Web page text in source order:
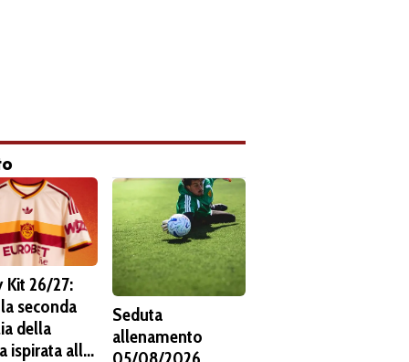
Kit 26/27:
seconda
della
ispirata alla
Seduta
allenamento